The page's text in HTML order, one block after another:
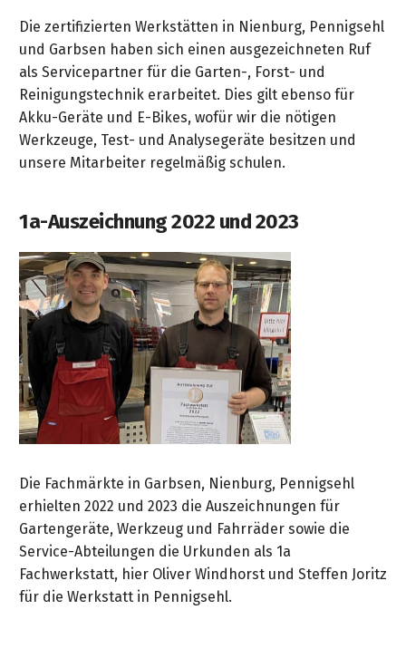
Kataloge
&
Prospekte
Videos
Die zertifizierten Werkstätten in Nienburg, Pennigsehl
und Garbsen haben sich einen ausgezeichneten Ruf
als Servicepartner für die Garten-, Forst- und
Reinigungstechnik erarbeitet. Dies gilt ebenso für
Akku-Geräte und E-Bikes, wofür wir die nötigen
Werkzeuge, Test- und Analysegeräte besitzen und
unsere Mitarbeiter regelmäßig schulen.
1a-Auszeichnung 2022 und 2023
Die Fachmärkte in Garbsen, Nienburg, Pennigsehl
erhielten 2022 und 2023 die Auszeichnungen für
Gartengeräte, Werkzeug und Fahrräder sowie die
Service-Abteilungen die Urkunden als 1a
Fachwerkstatt, hier Oliver Windhorst und Steffen Joritz
für die Werkstatt in Pennigsehl.